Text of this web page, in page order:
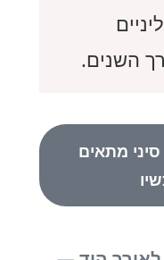
השנים.
מתאים